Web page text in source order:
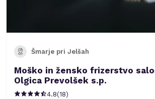
Šmarje pri Jelšah
Moško in žensko frizerstvo
Olgica Prevolšek s.p.
4.8(18)